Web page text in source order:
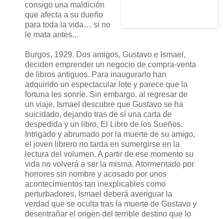
consigo una maldición
que afecta a su dueño
para toda la vida… si no
le mata antes...
Burgos, 1929. Dos amigos, Gustavo e Ismael,
deciden emprender un negocio de compra-venta
de libros antiguos. Para inaugurarlo han
adquirido un espectacular lote y parece que la
fortuna les sonríe. Sin embargo, al regresar de
un viaje, Ismael descubre que Gustavo se ha
suicidado, dejando tras de sí una carta de
despedida y un libro, El Libro de los Sueños.
Intrigado y abrumado por la muerte de su amigo,
el joven librero no tarda en sumergirse en la
lectura del volumen. A partir de ese momento su
vida no volverá a ser la misma. Atormentado por
horrores sin nombre y acosado por unos
acontecimientos tan inexplicables como
perturbadores, Ismael deberá averiguar la
verdad que se oculta tras la muerte de Gustavo y
desentrañar el origen del terrible destino que lo